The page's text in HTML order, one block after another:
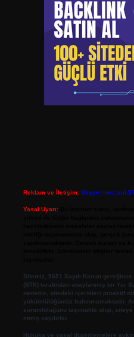
Reklam ve İletişim: Skype:
Yasal Uyarı:
Sitemiz, 5651 Sayılı Kanun
(BTK) tarafından onaylanmış bir Yer
nedenle, sitedeki içerikleri proaktif
yükümlülüğümüz bulunmamaktadır.
sorumluluğunu taşımakta olup,
etmiş sayılırlar.
Hukuka ve yasal düzenlemelere